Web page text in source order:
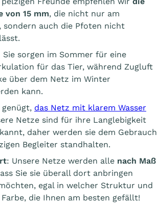
von 15 mm, die nicht nur am
sondern auch die Pfoten nicht
Sie sorgen im Sommer für eine
für das Tier, während Zugluft
über dem Netz im Winter
kann.
genügt, das Netz mit klarem Wasser
Netze sind für ihre Langlebigkeit
daher werden sie dem Gebrauch
Begleiter standhalten.
: Unsere Netze werden alle nach Maß
Sie sie überall dort anbringen
egal in welcher Struktur und
die Ihnen am besten gefällt!